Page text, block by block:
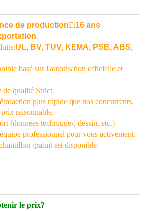
de productionEt16 ans
.
UL, BV, TUV, KEMA, PSB, ABS,
basé sur l'autorisation officielle et
de qualité Strict.
plus rapide que nos concurrents.
raisonnable.
(données techniques, dessin, etc.)
professionnel pour vous activement.
gratuit est disponible.
le prix?